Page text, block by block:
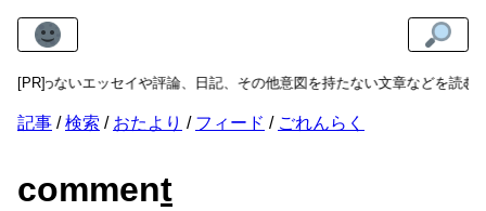
[PR]
を問わないエッセイや評論、日記、その他意図を持たない文章などを読む
記事 検索 おたより フィード ごれんらく
comment